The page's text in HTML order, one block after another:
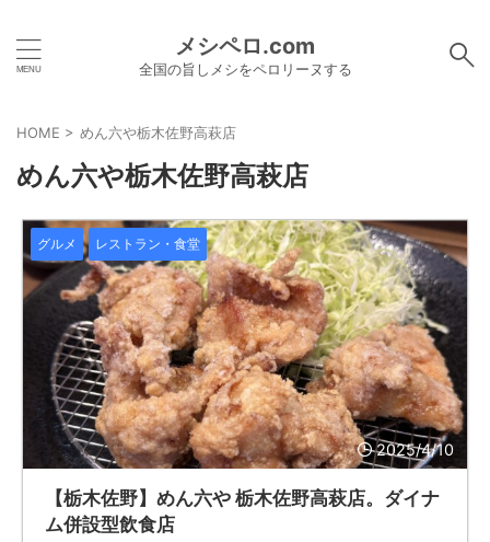
メシペロ.com
全国の旨しメシをペロリーヌする
HOME > めん六や栃木佐野高萩店
めん六や栃木佐野高萩店
2025/4/10
グルメ レストラン・食堂
【栃木佐野】めん六や 栃木佐野高萩店。ダイナ
ム併設型飲食店